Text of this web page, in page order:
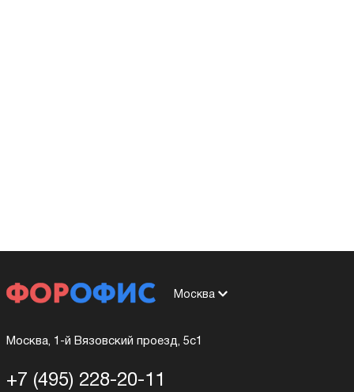
Москва
Москва, 1-й Вязовский проезд, 5с1
+7 (495) 228-20-11